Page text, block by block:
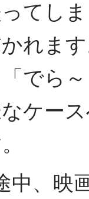
てし
れま
でら
ケー
中、映